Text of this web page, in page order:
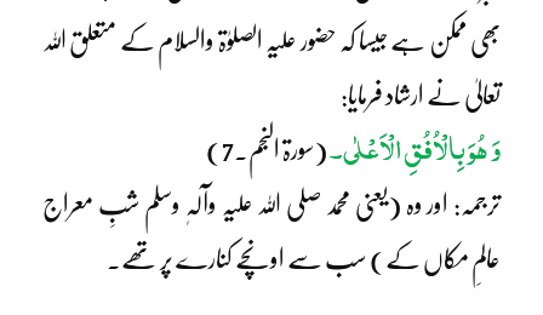
بھی ممکن ہے جیسا کہ حضور علیہ الصلوٰۃ والسلام کے متعلق اللہ
تعالیٰ نے ارشاد فرمایا:
وَ ھُوَ بِالْاُفُقِ الْاَعْلٰی۔(سورۃ النجم۔7)
ترجمہ: اور وہ (یعنی محمد صلی اللہ علیہ وآلہٖ وسلم شبِ معراج
عالمِ مکاں کے) سب سے اونچے کنارے پر تھے۔